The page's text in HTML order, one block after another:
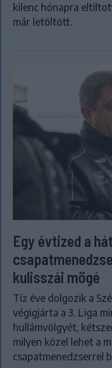
kilenc hónapra
már letöltött.
Egy évtized a
kulisszái mögé
Tíz éve dolgozik a
végigjárta a 3. Liga
hullámvölgyét,
milyen közel lehet a
csapatmenedzserrel